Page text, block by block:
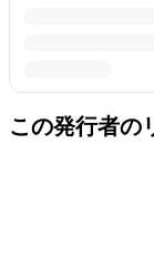
この発行者の